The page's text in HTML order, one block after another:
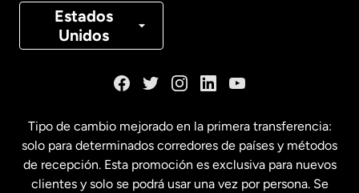
Estados
Unidos
Canadá Français
Estados Unidos English
Tipo de cambio mejorado en la primera transferencia:
solo para determinados corredores de países y métodos
de recepción. Esta promoción es exclusiva para nuevos
clientes y solo se podrá usar una vez por persona. Se